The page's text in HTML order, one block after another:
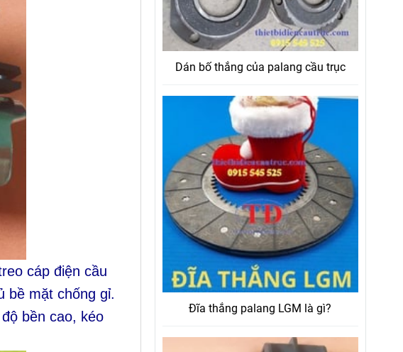
cáp điện cầu
bề mặt chống gỉ.
bền cao, kéo
Dán bố thắng của palang cầu trục
Đĩa thắng palang LGM là gì?